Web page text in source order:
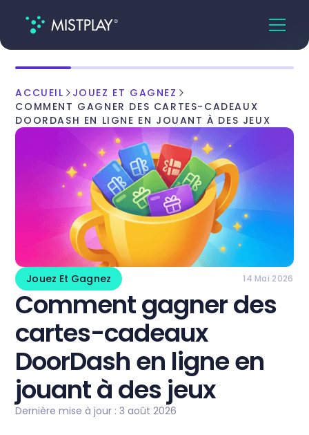
ACCUEIL
JOUEZ ET GAGNEZ
COMMENT GAGNER DES CARTES-CADEAUX
DOORDASH EN LIGNE EN JOUANT À DES JEUX
Jouez Et Gagnez 14 Mai 2026
Comment gagner des
cartes-cadeaux
DoorDash en ligne en
jouant à des jeux
Dernière mise à jour : 3 août 2026